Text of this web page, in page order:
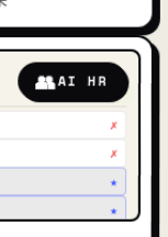
👥AI HR
✗
✗
★
★